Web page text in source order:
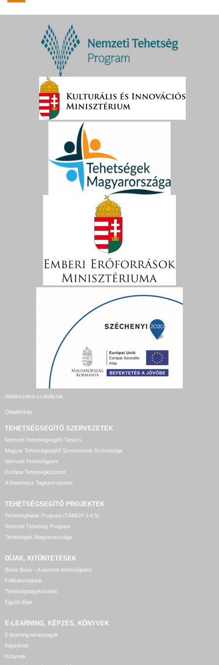
Adatkezelési szabályzat
Oldaltérkép
TEHETSÉGSEGÍTŐ SZERVEZETEK
Nemzeti Tehetségsegítő Tanács
Magyar Tehetségsegítő Szervezetek Szövetsége
Nemzeti Tehetségpont
Európai Tehetségközpont
A Matehetsz Tagszervezetei
TEHETSÉGSEGÍTŐ PROJEKTEK
Tehetséghidak Program (TÁMOP 3.4.5)
Nemzeti Tehetség Program
Tehetségek Magyarországa
DÍJAK, KITÜNTETÉSEK
Bonis Bona – A nemzet tehetségeiért
Felfedezettjeink
Tehetségnagykövetek
Egyéb díjak
E-LEARNING, KÉPZÉS, KÖNYVEK
E-learning tananyagok
Képzések
Könyvek